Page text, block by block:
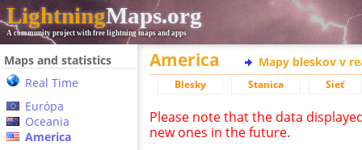
LightningMaps.org
A community project with free lightning maps and apps
Maps and statistics
Real Time
Európa
Oceania
America
America Mapy bleskov v
Blesky Stanica Sieť
Please note that the data
new ones in the future.